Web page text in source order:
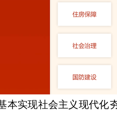
本实现社会主义现代